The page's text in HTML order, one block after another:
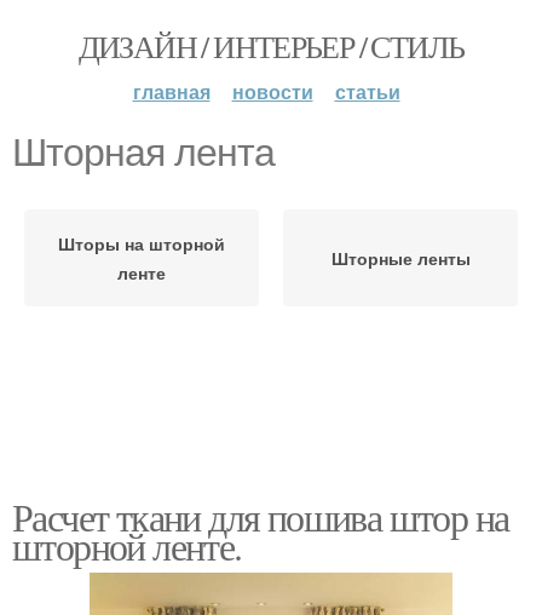
ДИЗАЙН / ИНТЕРЬЕР / СТИЛЬ
главная новости статьи
Шторная лента
Шторы на шторной
ленте
Шторные ленты
Расчет ткани для пошива штор на
шторной ленте.